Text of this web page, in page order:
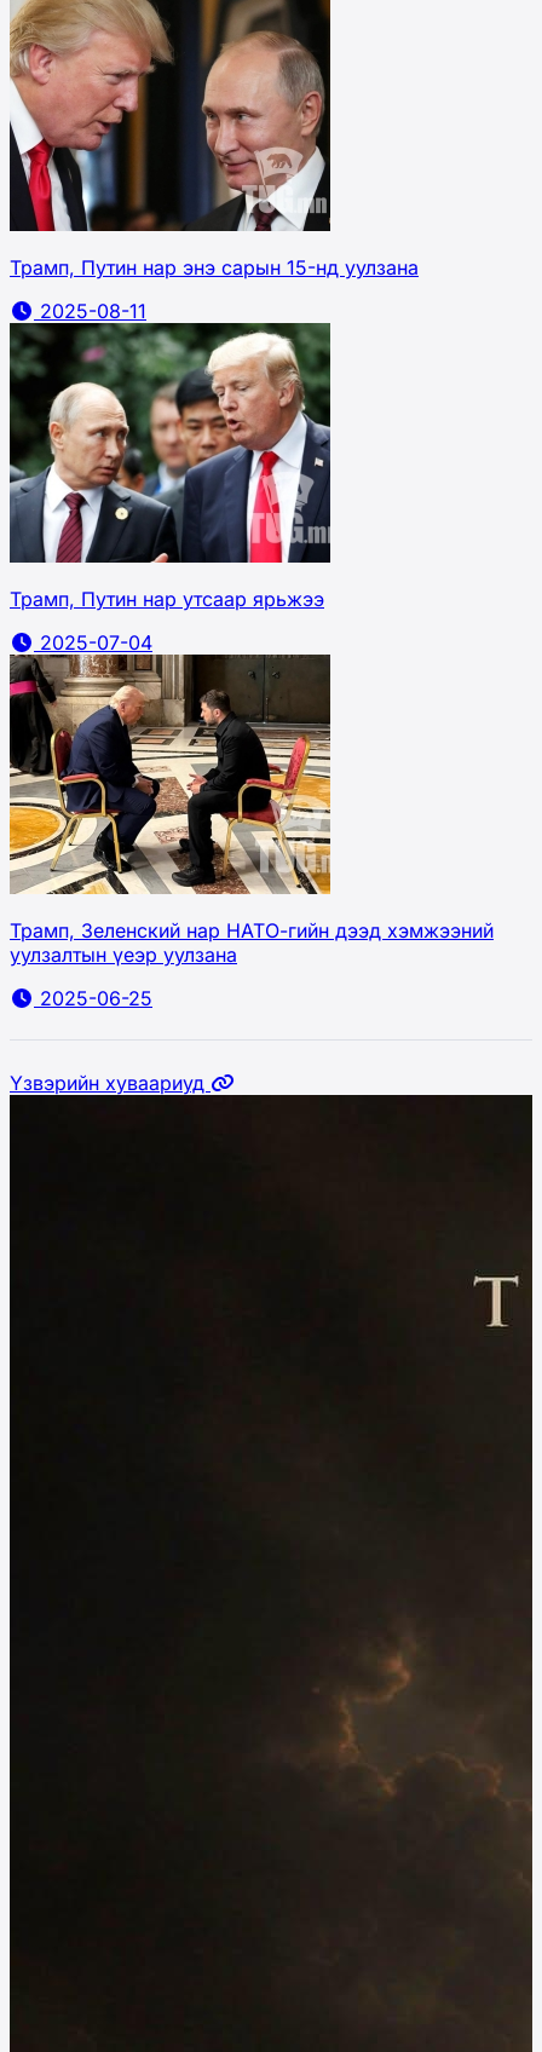
Трамп, Путин нар энэ сарын 15-нд уулзана
2025-08-11
Трамп, Путин нар утсаар ярьжээ
2025-07-04
Трамп, Зеленский нар НАТО-гийн дээд хэмжээний
уулзалтын үеэр уулзана
2025-06-25
Үзвэрийн хуваариуд